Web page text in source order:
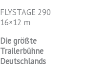
FLYSTAGE 290
16×12 m
Die größte
Trailerbühne
Deutschlands